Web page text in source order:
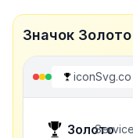
Значок
iconSvg.co
Золото